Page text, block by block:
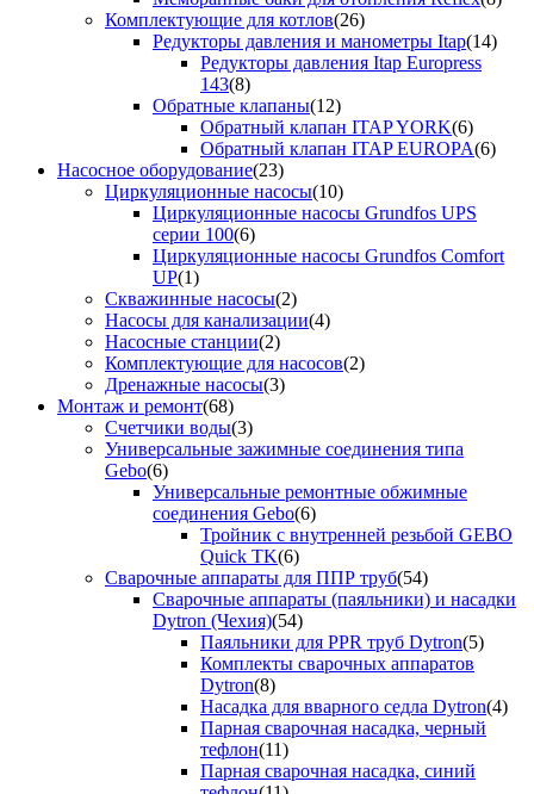
Комплектующие для котлов(26)
Редукторы давления и манометры Itap(14)
Редукторы давления Itap Europress
143(8)
Обратные клапаны(12)
Обратный клапан ITAP YORK(6)
Обратный клапан ITAP EUROPA(6)
Насосное оборудование(23)
Циркуляционные насосы(10)
Циркуляционные насосы Grundfos UPS
серии 100(6)
Циркуляционные насосы Grundfos Comfort
UP(1)
Скважинные насосы(2)
Насосы для канализации(4)
Насосные станции(2)
Комплектующие для насосов(2)
Дренажные насосы(3)
Монтаж и ремонт(68)
Счетчики воды(3)
Универсальные зажимные соединения типа
Gebo(6)
Универсальные ремонтные обжимные
соединения Gebo(6)
Тройник с внутренней резьбой GEBO
Quick TK(6)
Сварочные аппараты для ППР труб(54)
Сварочные аппараты (паяльники) и насадки
Dytron (Чехия)(54)
Паяльники для PPR труб Dytron(5)
Комплекты сварочных аппаратов
Dytron(8)
Насадка для вварного седла Dytron(4)
Парная сварочная насадка, черный
тефлон(11)
Парная сварочная насадка, синий